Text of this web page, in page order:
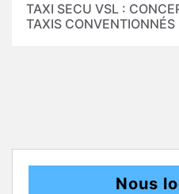
TAXI SECU VSL :
TAXIS CONVENTIONNÉS
Nous